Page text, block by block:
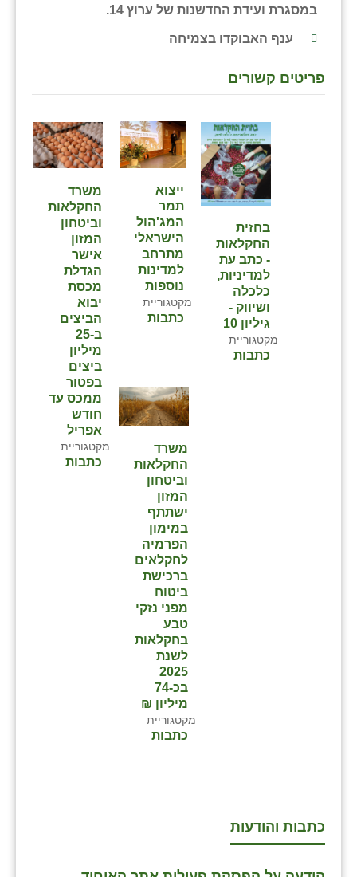
במסגרת ועידת החדשנות של ערוץ 14.
ענף האבוקדו בצמיחה
פריטים קשורים
משרד
החקלאות
וביטחון
המזון
אישר
הגדלת
מכסת
יבוא
הביצים
ב-25
מיליון
ביצים
בפטור
ממכס עד
חודש
אפריל
מקטגוריית
כתבות
ייצוא
תמר
המג'הול
הישראלי
מתרחב
למדינות
נוספות
מקטגוריית
כתבות
בחזית
החקלאות
- כתב עת
למדיניות,
כלכלה
ושיווק -
גיליון 10
מקטגוריית
כתבות
משרד
החקלאות
וביטחון
המזון
ישתתף
במימון
הפרמיה
לחקלאים
ברכישת
ביטוח
מפני נזקי
טבע
בחקלאות
לשנת
2025
בכ-74
מיליון ₪
מקטגוריית
כתבות
כתבות והודעות